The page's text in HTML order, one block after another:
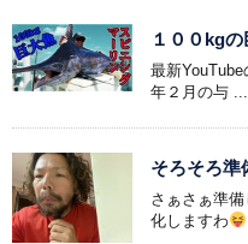
１００kg
最新
年２月の与 ...
そろそろ準
さぁさぁ準
化しますわ